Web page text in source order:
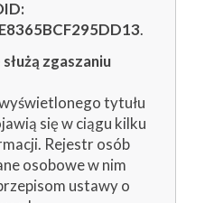
.
zgaszaniu
tytułu
się w ciągu kilku
Rejestr osób
osobowe w nim
ustawy o